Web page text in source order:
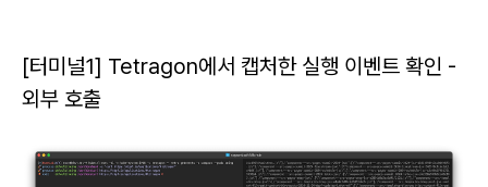
[터미널1] Tetragon에서 캡처한 실행 이벤트 확인 -
외부 호출